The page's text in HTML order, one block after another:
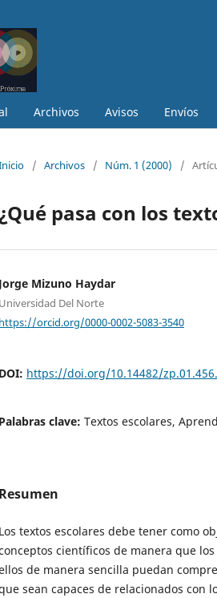
Archivos Avisos Envíos
/ Archivos / Núm. 1 (2000) /
pasa con los
Jorge Mizuno Haydar
Universidad Del Norte
https://orcid.org/0000-0002-5083-3540
DOI: https://doi.org/10.14482/
Palabras clave: Textos escolares,
Resumen
Los textos escolares debe tener como
científicos de manera que
de manera sencilla puedan
sean capaces de relacionados con